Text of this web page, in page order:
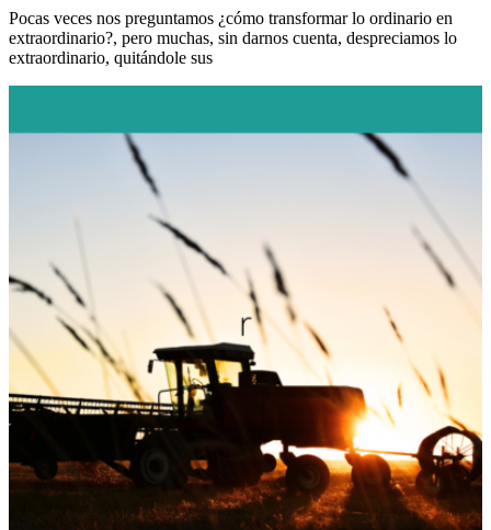
Pocas veces nos preguntamos ¿cómo transformar lo ordinario en
extraordinario?, pero muchas, sin darnos cuenta, despreciamos lo
extraordinario, quitándole sus